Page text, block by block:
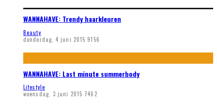
WANNAHAVE: Trendy haarkleuren
Beauty
donderdag, 4 juni 2015 9156
WANNAHAVE: Last minute summerbody
Lifestyle
woensdag, 3 juni 2015 7462